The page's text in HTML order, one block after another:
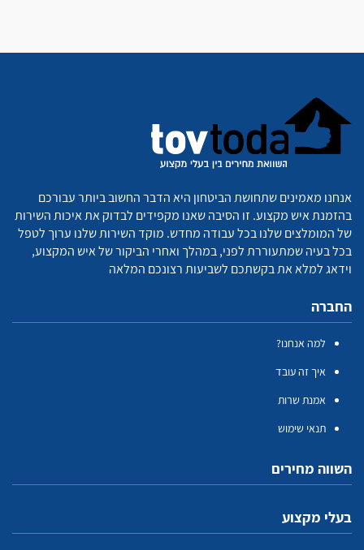
אנחנו מאמינים שתחושת הביטחון היא הדבר החשוב ביותר עבורכם
בהזמנת איש מקצוע. זו הסיבה שאנו מקפידים לבדוק את איכות השירות
של המומלצים שלנו בכל עבודה מחדש. מוקד השירות שלנו ערוך לטפל
בכל בעיה שמתעוררת לפני, במהלך ואחרי הביקור של איש המקצוע,
וידאג למלא את בקשתכם לשביעות רצונכם המלאה
החברה
למה אנחנו?
איך זה עובד
אמנת שרות
תנאי שימוש
השווה מחירים
בעלי מקצוע